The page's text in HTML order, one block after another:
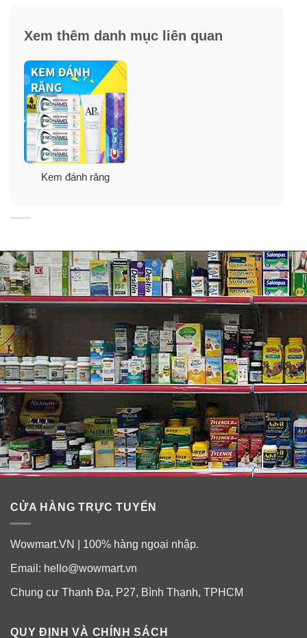
Thành phần:
polysorbate 80, sodium benzoate, cetylpyridinium
chloride, titanium dioxide, blue 1, yellow 5.
✓Giúp tiêu diệt 99.9% vi khuẩn gây hôi miệng.
✓Công thức cải tiến với bọt hoạt tính Active Foam bảo
vệ chống sâu răng, ngăn hình thành cao răng và loại bỏ
vết bẩn trên bề mặt.
✓ Công thức cải tiến mang lại hiệu quả làm trắng răng
cao hơn 35% và tăng 30% độ mát lạnh của Scope.
Xem thêm danh mục liên quan
Kem đánh răng
CỬA HÀNG TRỰC TUYẾN
Wowmart.VN | 100% hàng ngoại nhập.
Email: hello@wowmart.vn
Chung cư Thanh Đa, P27, Bình Thạnh, TPHCM
QUY ĐỊNH VÀ CHÍNH SÁCH